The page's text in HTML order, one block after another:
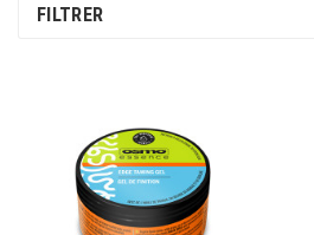
FILTRER